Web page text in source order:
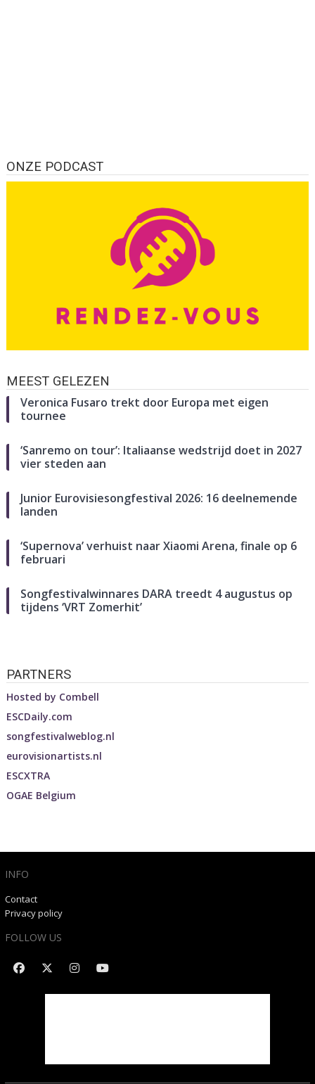
ONZE PODCAST
MEEST GELEZEN
Veronica Fusaro trekt door Europa met eigen
tournee
‘Sanremo on tour’: Italiaanse wedstrijd doet in 2027
vier steden aan
Junior Eurovisiesongfestival 2026: 16 deelnemende
landen
‘Supernova’ verhuist naar Xiaomi Arena, finale op 6
februari
Songfestivalwinnares DARA treedt 4 augustus op
tijdens ‘VRT Zomerhit’
PARTNERS
Hosted by Combell
ESCDaily.com
songfestivalweblog.nl
eurovisionartists.nl
ESCXTRA
OGAE Belgium
INFO
Contact
Privacy policy
FOLLOW US